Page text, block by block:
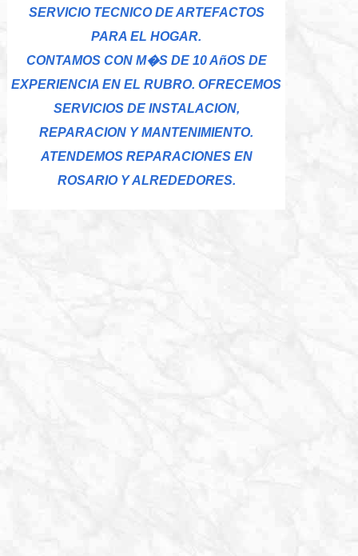
SERVICIO TECNICO DE ARTEFACTOS
PARA EL HOGAR.
CONTAMOS CON M�S DE 10 AñOS DE
EXPERIENCIA EN EL RUBRO. OFRECEMOS
SERVICIOS DE INSTALACION,
REPARACION Y MANTENIMIENTO.
ATENDEMOS REPARACIONES EN
ROSARIO Y ALREDEDORES.